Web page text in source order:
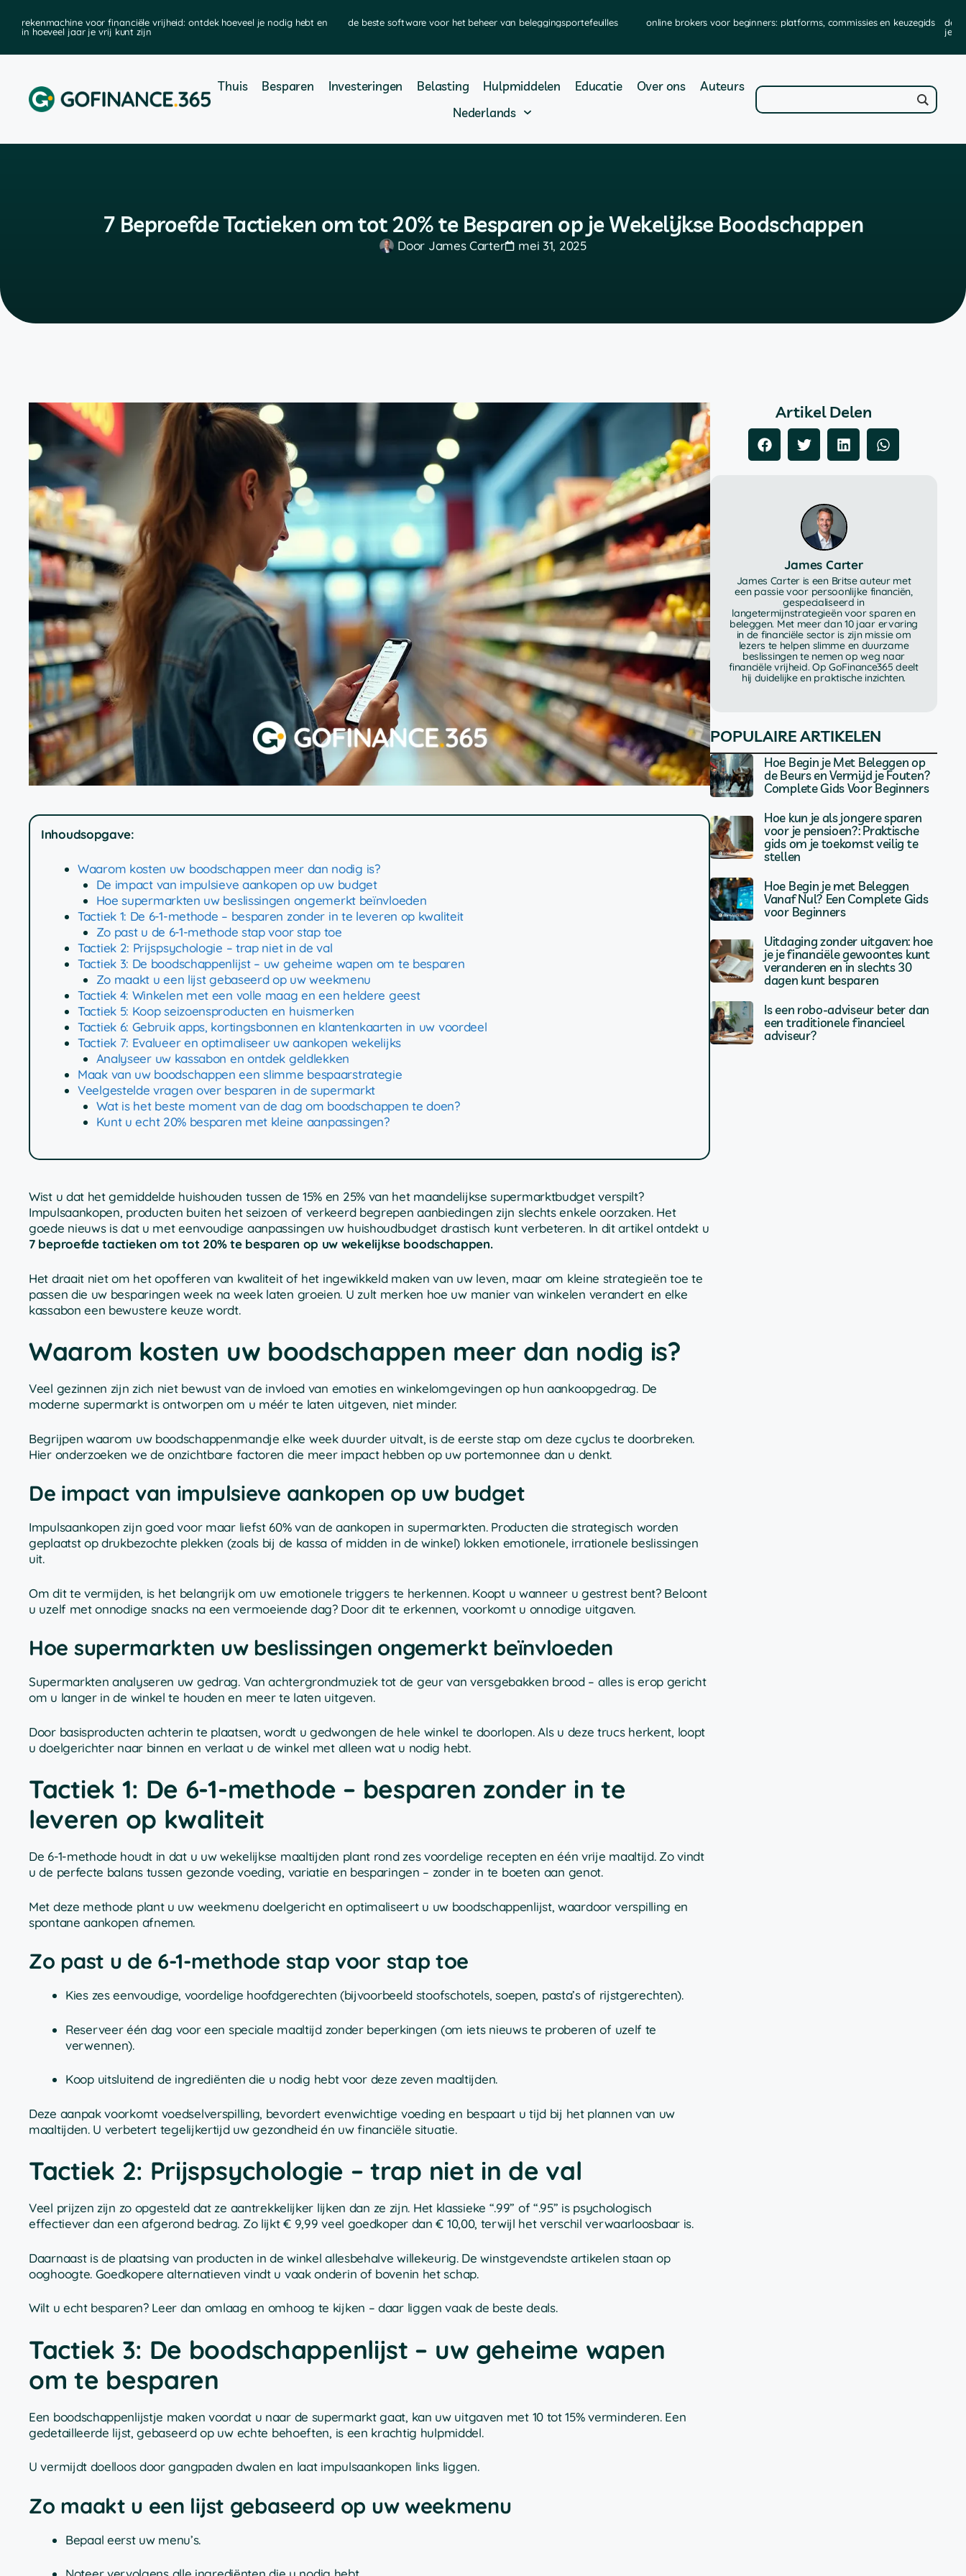
rekenmachine voor financiële vrijheid: ontdek hoeveel je nodig hebt en
in hoeveel jaar je vrij kunt zijn
de beste software voor het beheer van beleggingsportefeuilles online brokers voor beginners: platforms, commissies en keuzegids
de
je
Thuis Besparen Investeringen Belasting Hulpmiddelen Educatie Over ons
Auteurs
Nederlands
7 Beproefde Tactieken om tot 20% te Besparen op je Wekelijkse Boodschappen
Door James Carter mei 31, 2025
Inhoudsopgave:
Waarom kosten uw boodschappen meer dan nodig is?
De impact van impulsieve aankopen op uw budget
Hoe supermarkten uw beslissingen ongemerkt beïnvloeden
Tactiek 1: De 6-1-methode – besparen zonder in te leveren op kwaliteit
Zo past u de 6-1-methode stap voor stap toe
Tactiek 2: Prijspsychologie – trap niet in de val
Tactiek 3: De boodschappenlijst – uw geheime wapen om te besparen
Zo maakt u een lijst gebaseerd op uw weekmenu
Tactiek 4: Winkelen met een volle maag en een heldere geest
Tactiek 5: Koop seizoensproducten en huismerken
Tactiek 6: Gebruik apps, kortingsbonnen en klantenkaarten in uw voordeel
Tactiek 7: Evalueer en optimaliseer uw aankopen wekelijks
Analyseer uw kassabon en ontdek geldlekken
Maak van uw boodschappen een slimme bespaarstrategie
Veelgestelde vragen over besparen in de supermarkt
Wat is het beste moment van de dag om boodschappen te doen?
Kunt u echt 20% besparen met kleine aanpassingen?
Wist u dat het gemiddelde huishouden tussen de 15% en 25% van het maandelijkse supermarktbudget verspilt?
Impulsaankopen, producten buiten het seizoen of verkeerd begrepen aanbiedingen zijn slechts enkele oorzaken. Het
goede nieuws is dat u met eenvoudige aanpassingen uw huishoudbudget drastisch kunt verbeteren. In dit artikel ontdekt u
7 beproefde tactieken om tot 20% te besparen op uw wekelijkse boodschappen.
Het draait niet om het opofferen van kwaliteit of het ingewikkeld maken van uw leven, maar om kleine strategieën toe te
passen die uw besparingen week na week laten groeien. U zult merken hoe uw manier van winkelen verandert en elke
kassabon een bewustere keuze wordt.
Waarom kosten uw boodschappen meer dan nodig is?
Veel gezinnen zijn zich niet bewust van de invloed van emoties en winkelomgevingen op hun aankoopgedrag. De
moderne supermarkt is ontworpen om u méér te laten uitgeven, niet minder.
Begrijpen waarom uw boodschappenmandje elke week duurder uitvalt, is de eerste stap om deze cyclus te doorbreken.
Hier onderzoeken we de onzichtbare factoren die meer impact hebben op uw portemonnee dan u denkt.
De impact van impulsieve aankopen op uw budget
Impulsaankopen zijn goed voor maar liefst 60% van de aankopen in supermarkten. Producten die strategisch worden
geplaatst op drukbezochte plekken (zoals bij de kassa of midden in de winkel) lokken emotionele, irrationele beslissingen
uit.
Om dit te vermijden, is het belangrijk om uw emotionele triggers te herkennen. Koopt u wanneer u gestrest bent? Beloont
u uzelf met onnodige snacks na een vermoeiende dag? Door dit te erkennen, voorkomt u onnodige uitgaven.
Hoe supermarkten uw beslissingen ongemerkt beïnvloeden
Supermarkten analyseren uw gedrag. Van achtergrondmuziek tot de geur van versgebakken brood – alles is erop gericht
om u langer in de winkel te houden en meer te laten uitgeven.
Door basisproducten achterin te plaatsen, wordt u gedwongen de hele winkel te doorlopen. Als u deze trucs herkent, loopt
u doelgerichter naar binnen en verlaat u de winkel met alleen wat u nodig hebt.
Tactiek 1: De 6-1-methode – besparen zonder in te
leveren op kwaliteit
De 6-1-methode houdt in dat u uw wekelijkse maaltijden plant rond zes voordelige recepten en één vrije maaltijd. Zo vindt
u de perfecte balans tussen gezonde voeding, variatie en besparingen – zonder in te boeten aan genot.
Met deze methode plant u uw weekmenu doelgericht en optimaliseert u uw boodschappenlijst, waardoor verspilling en
spontane aankopen afnemen.
Zo past u de 6-1-methode stap voor stap toe
Kies zes eenvoudige, voordelige hoofdgerechten (bijvoorbeeld stoofschotels, soepen, pasta’s of rijstgerechten).
Reserveer één dag voor een speciale maaltijd zonder beperkingen (om iets nieuws te proberen of uzelf te
verwennen).
Koop uitsluitend de ingrediënten die u nodig hebt voor deze zeven maaltijden.
Deze aanpak voorkomt voedselverspilling, bevordert evenwichtige voeding en bespaart u tijd bij het plannen van uw
maaltijden. U verbetert tegelijkertijd uw gezondheid én uw financiële situatie.
Tactiek 2: Prijspsychologie – trap niet in de val
Veel prijzen zijn zo opgesteld dat ze aantrekkelijker lijken dan ze zijn. Het klassieke “.99” of “.95” is psychologisch
effectiever dan een afgerond bedrag. Zo lijkt € 9,99 veel goedkoper dan € 10,00, terwijl het verschil verwaarloosbaar is.
Daarnaast is de plaatsing van producten in de winkel allesbehalve willekeurig. De winstgevendste artikelen staan op
ooghoogte. Goedkopere alternatieven vindt u vaak onderin of bovenin het schap.
Wilt u echt besparen? Leer dan omlaag en omhoog te kijken – daar liggen vaak de beste deals.
Tactiek 3: De boodschappenlijst – uw geheime wapen
om te besparen
Een boodschappenlijstje maken voordat u naar de supermarkt gaat, kan uw uitgaven met 10 tot 15% verminderen. Een
gedetailleerde lijst, gebaseerd op uw echte behoeften, is een krachtig hulpmiddel.
U vermijdt doelloos door gangpaden dwalen en laat impulsaankopen links liggen.
Zo maakt u een lijst gebaseerd op uw weekmenu
Bepaal eerst uw menu’s.
Artikel Delen
James Carter
James Carter is een Britse auteur met
een passie voor persoonlijke financiën,
gespecialiseerd in
langetermijnstrategieën voor sparen en
beleggen. Met meer dan 10 jaar ervaring
in de financiële sector is zijn missie om
lezers te helpen slimme en duurzame
beslissingen te nemen op weg naar
financiële vrijheid. Op GoFinance365 deelt
hij duidelijke en praktische inzichten.
POPULAIRE ARTIKELEN
Hoe Begin je Met Beleggen op
de Beurs en Vermijd je Fouten?
Complete Gids Voor Beginners
Hoe kun je als jongere sparen
voor je pensioen?: Praktische
gids om je toekomst veilig te
stellen
Hoe Begin je met Beleggen
Vanaf Nul? Een Complete Gids
voor Beginners
Uitdaging zonder uitgaven: hoe
je je financiële gewoontes kunt
veranderen en in slechts 30
dagen kunt besparen
Is een robo-adviseur beter dan
een traditionele financieel
adviseur?